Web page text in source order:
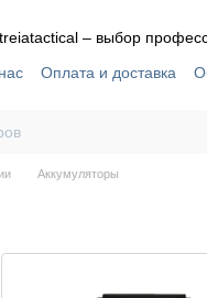
– выбор
Оплата и доставка
Аккумуляторы